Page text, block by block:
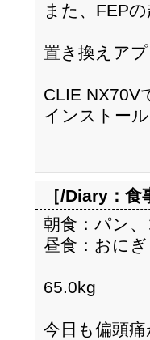
また、FEP
置き換えア
CLIE NX70V
インストー
［/Diary： 食
朝食：パン
昼食：おに
65.0kg
今日も偏頭